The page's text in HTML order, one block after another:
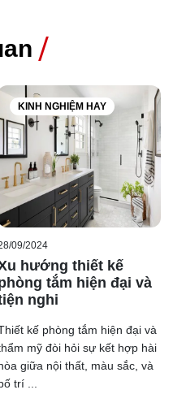
giá trị thẩm mỹ mà còn
cao trong xây dựng
Vàng để nhận những
KINH NGHIỆM HAY
09/2024
hướng thiết kế
tắm hiện đại và
nghi
kế phòng tắm hiện đại và
mỹ đòi hỏi sự kết hợp hài
giữa nội thất, màu sắc, và
trí ...